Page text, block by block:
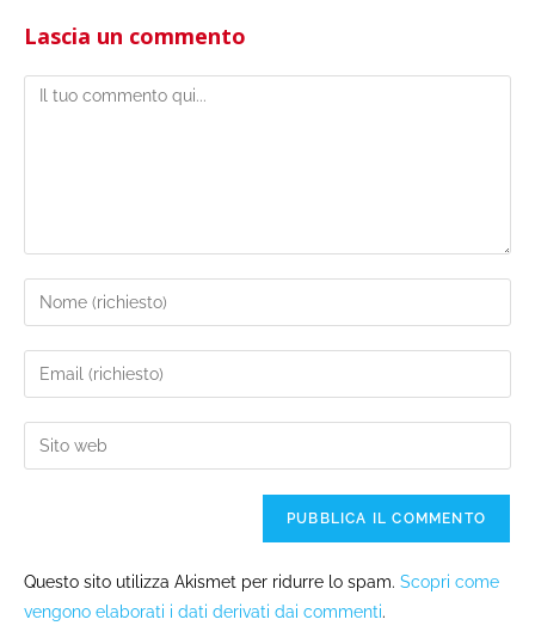
Lascia un commento
Questo sito utilizza Akismet per ridurre lo spam. Scopri come
vengono elaborati i dati derivati dai commenti.